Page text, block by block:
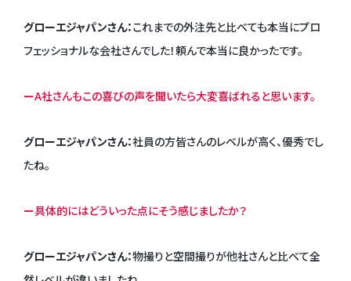
グローエジャパンさん：これまでの外注先と比べても本当にプロ
フェッショナルな会社さんでした！頼んで本当に良かったです。
ーA社さんもこの喜びの声を聞いたら大変喜ばれると思います。
グローエジャパンさん：社員の方皆さんのレベルが高く、優秀でし
たね。
ー具体的にはどういった点にそう感じましたか？
グローエジャパンさん：物撮りと空間撮りが他社さんと比べて全